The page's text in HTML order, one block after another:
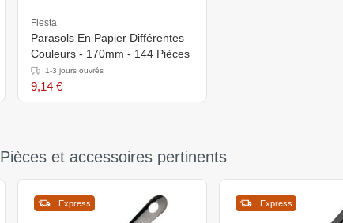
Fiesta
Parasols En Papier Différentes
Couleurs - 170mm - 144 Pièces
1-3 jours ouvrés
9,14 €
Pièces et accessoires pertinents
Express Express